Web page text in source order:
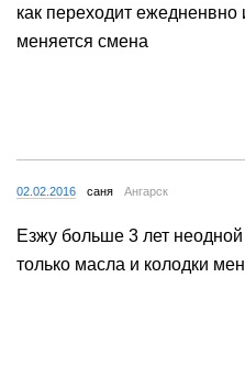
как переходит ежедненвно
меняется смена
02.02.2016 саня Ангарск
Езжу больше 3 лет
только масла и колодки